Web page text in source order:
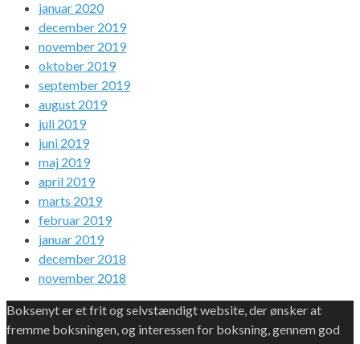
januar 2020
december 2019
november 2019
oktober 2019
september 2019
august 2019
juli 2019
juni 2019
maj 2019
april 2019
marts 2019
februar 2019
januar 2019
december 2018
november 2018
Boksenyt er et frit og selvstændigt website, der ønsker at
fremme boksningen, og interessen for boksning, gennem god